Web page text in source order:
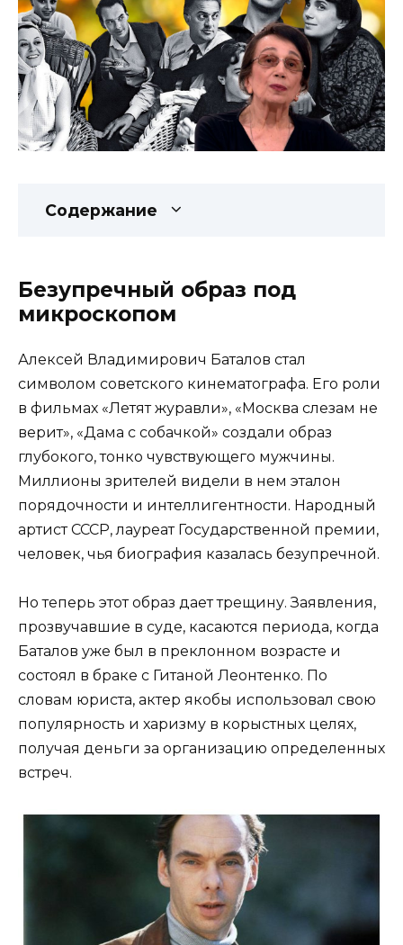
Содержание
Безупречный образ под
микроскопом
Алексей Владимирович Баталов стал
символом советского кинематографа. Его роли
в фильмах «Летят журавли», «Москва слезам не
верит», «Дама с собачкой» создали образ
глубокого, тонко чувствующего мужчины.
Миллионы зрителей видели в нем эталон
порядочности и интеллигентности. Народный
артист СССР, лауреат Государственной премии,
человек, чья биография казалась безупречной.
Но теперь этот образ дает трещину. Заявления,
прозвучавшие в суде, касаются периода, когда
Баталов уже был в преклонном возрасте и
состоял в браке с Гитаной Леонтенко. По
словам юриста, актер якобы использовал свою
популярность и харизму в корыстных целях,
получая деньги за организацию определенных
встреч.